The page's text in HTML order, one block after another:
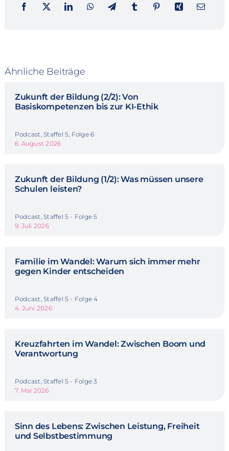
Ähnliche Beiträge
Zukunft der Bildung (2/2): Von
Basiskompetenzen bis zur KI-Ethik
Podcast, Staffel 5, Folge 6
6. August 2026
Zukunft der Bildung (1/2): Was müssen unsere
Schulen leisten?
Podcast, Staffel 5 - Folge 5
9. Juli 2026
Familie im Wandel: Warum sich immer mehr
gegen Kinder entscheiden
Podcast, Staffel 5 - Folge 4
4. Juni 2026
Kreuzfahrten im Wandel: Zwischen Boom und
Verantwortung
Podcast, Staffel 5 - Folge 3
7. Mai 2026
Sinn des Lebens: Zwischen Leistung, Freiheit
und Selbstbestimmung